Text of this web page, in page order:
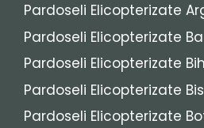
Pardoseli Elicopterizate
Pardoseli Elicopterizate
Pardoseli Elicopterizate
Pardoseli Elicopterizate
Pardoseli Elicopterizate